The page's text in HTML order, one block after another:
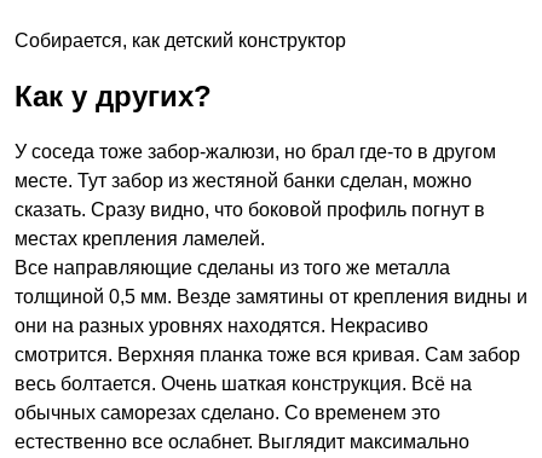
Собирается, как детский конструктор
Как у других?
У соседа тоже забор-жалюзи, но брал где-то в другом
месте. Тут забор из жестяной банки сделан, можно
сказать. Сразу видно, что боковой профиль погнут в
местах крепления ламелей.
Все направляющие сделаны из того же металла
толщиной 0,5 мм. Везде замятины от крепления видны и
они на разных уровнях находятся. Некрасиво
смотрится. Верхняя планка тоже вся кривая. Сам забор
весь болтается. Очень шаткая конструкция. Всё на
обычных саморезах сделано. Со временем это
естественно все ослабнет. Выглядит максимально